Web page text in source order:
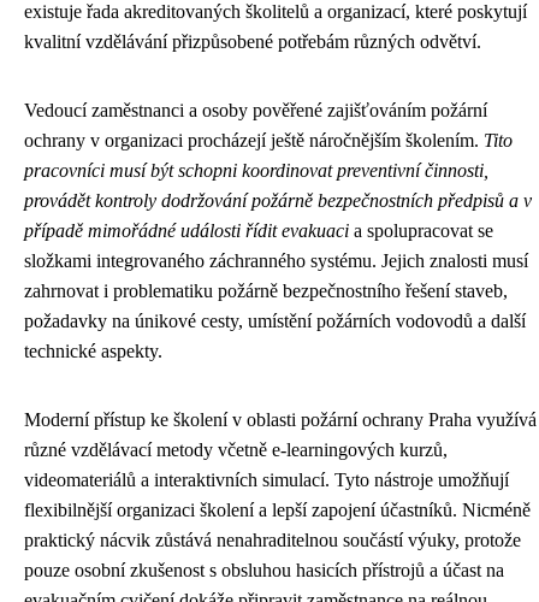
existuje řada akreditovaných školitelů a organizací, které poskytují
kvalitní vzdělávání přizpůsobené potřebám různých odvětví.
Vedoucí zaměstnanci a osoby pověřené zajišťováním požární
ochrany v organizaci procházejí ještě náročnějším školením. Tito
pracovníci musí být schopni koordinovat preventivní činnosti,
provádět kontroly dodržování požárně bezpečnostních předpisů a v
případě mimořádné události řídit evakuaci a spolupracovat se
složkami integrovaného záchranného systému. Jejich znalosti musí
zahrnovat i problematiku požárně bezpečnostního řešení staveb,
požadavky na únikové cesty, umístění požárních vodovodů a další
technické aspekty.
Moderní přístup ke školení v oblasti požární ochrany Praha využívá
různé vzdělávací metody včetně e-learningových kurzů,
videomateriálů a interaktivních simulací. Tyto nástroje umožňují
flexibilnější organizaci školení a lepší zapojení účastníků. Nicméně
praktický nácvik zůstává nenahraditelnou součástí výuky, protože
pouze osobní zkušenost s obsluhou hasicích přístrojů a účast na